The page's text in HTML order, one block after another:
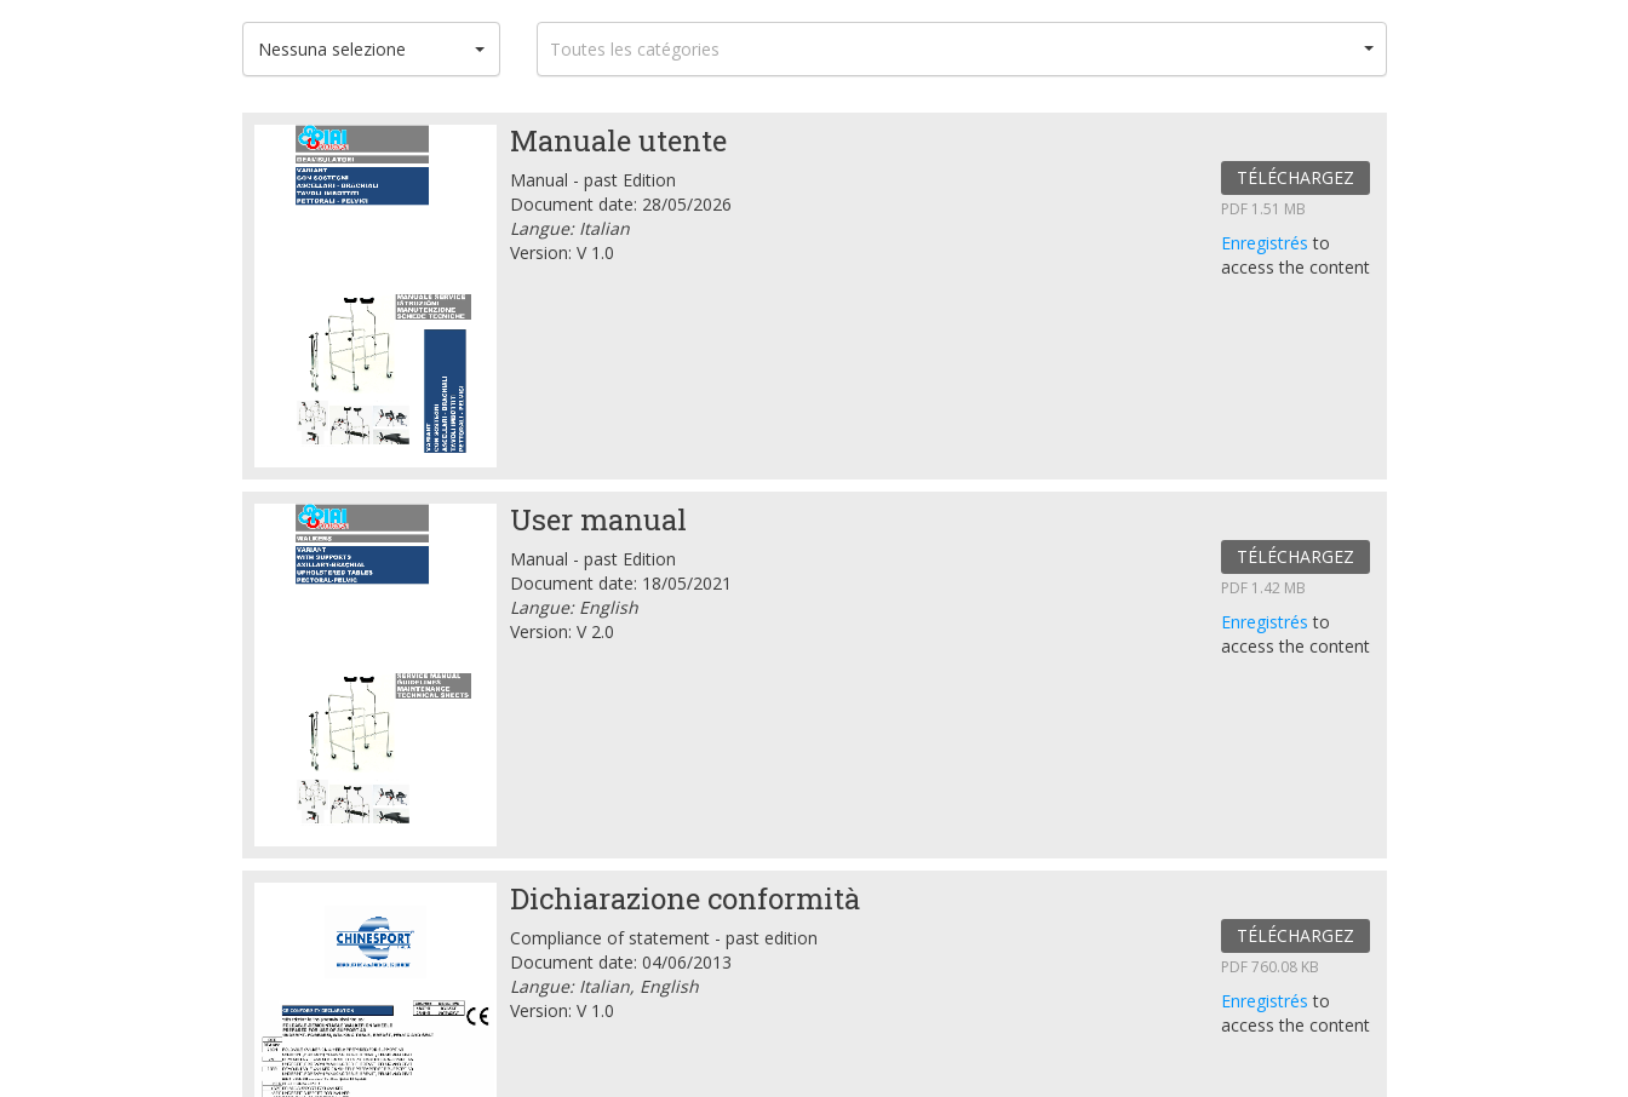
Nessuna selezione Toutes les catégories
Manuale utente
Manual - past Edition
Document date: 28/05/2026
Langue: Italian
Version: V 1.0
TÉLÉCHARGEZ
PDF 1.51 MB
Enregistrésto
access the content
User manual
Manual - past Edition
Document date: 18/05/2021
Langue: English
Version: V 2.0
TÉLÉCHARGEZ
PDF 1.42 MB
Enregistrésto
access the content
Dichiarazione conformità
Compliance of statement - past edition
Document date: 04/06/2013
Langue: Italian, English
Version: V 1.0
TÉLÉCHARGEZ
PDF 760.08 KB
Enregistrésto
access the content